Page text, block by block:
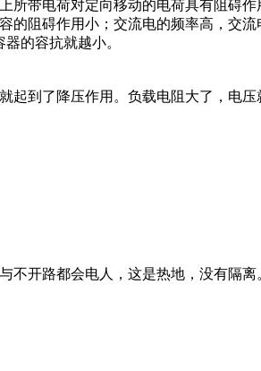
带电荷对定向移动的电荷具有阻碍
阻碍作用小；交流电的频率高，交
的容抗就越小。
到了降压作用。负载电阻大了，电压
开路都会电人，这是热地，没有隔